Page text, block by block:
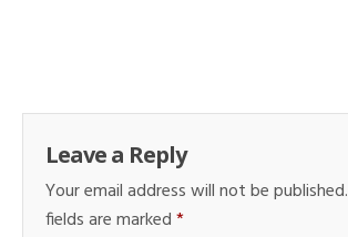
Leave a Reply
Your email address will not be published.
fields are marked*